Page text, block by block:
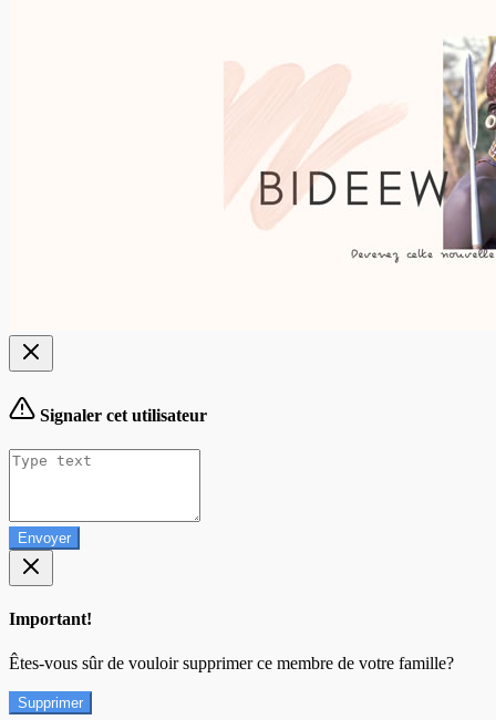
Signaler cet utilisateur
Envoyer
Important!
Êtes-vous sûr de vouloir supprimer ce membre de votre famille?
Supprimer